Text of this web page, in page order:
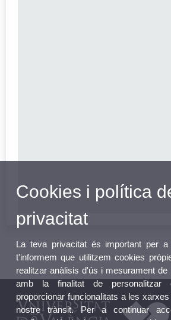
Cookies i política
privacitat
La teva privacitat és important per
t'informem que utilitzem cookies
realitzar anàlisis d'ús i mesurament
amb la finalitat de personalitzar
proporcionar funcionalitats a les
nostre trànsit. Per a continuar